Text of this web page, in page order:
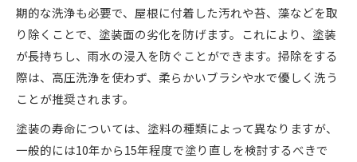
期的な洗浄も必要で、屋根に付着した汚れや苔、藻などを取
り除くことで、塗装面の劣化を防げます。これにより、塗装
が長持ちし、雨水の浸入を防ぐことができます。掃除をする
際は、高圧洗浄を使わず、柔らかいブラシや水で優しく洗う
ことが推奨されます。
塗装の寿命については、塗料の種類によって異なりますが、
一般的には10年から15年程度で塗り直しを検討するべきで